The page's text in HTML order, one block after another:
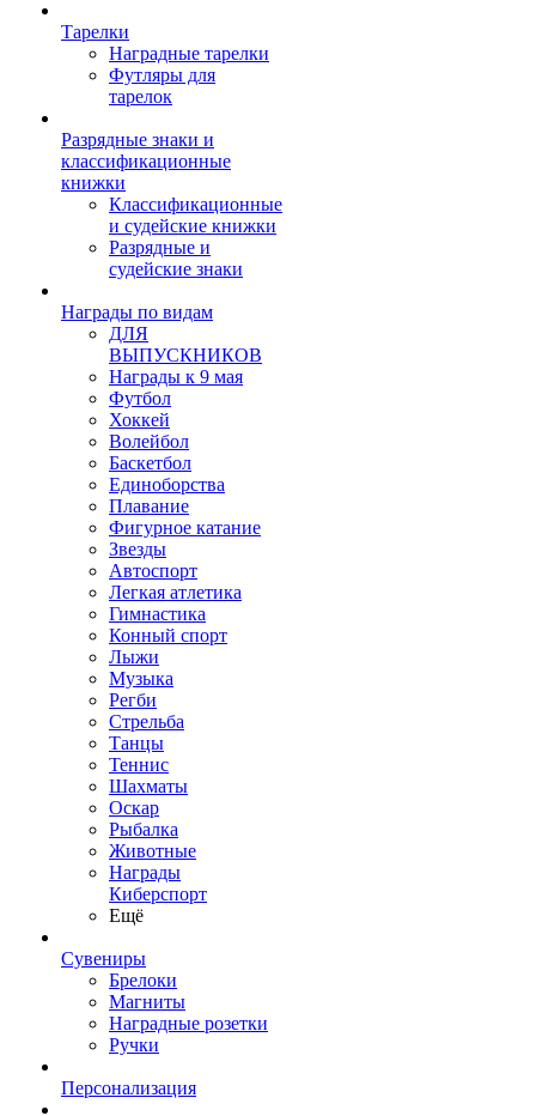
Тарелки
Наградные тарелки
Футляры для
тарелок
Разрядные знаки и
классификационные
книжки
Классификационные
и судейские книжки
Разрядные и
судейские знаки
Награды по видам
ДЛЯ
ВЫПУСКНИКОВ
Награды к 9 мая
Футбол
Хоккей
Волейбол
Баскетбол
Единоборства
Плавание
Фигурное катание
Звезды
Автоспорт
Легкая атлетика
Гимнастика
Конный спорт
Лыжи
Музыка
Регби
Стрельба
Танцы
Теннис
Шахматы
Оскар
Рыбалка
Животные
Награды
Киберспорт
Ещё
Сувениры
Брелоки
Магниты
Наградные розетки
Ручки
Персонализация